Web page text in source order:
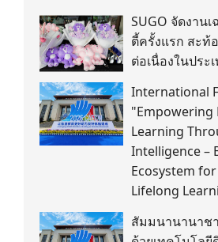
SUGO จัดงาน
ตี้ครั้งแรก สะท้
ต่อเนื่องในประ
International
"Empowering
Learning
Intelligence –
Ecosystem
Lifelong
สัมมนานานาช